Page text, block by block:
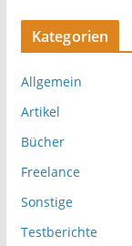
Kategorien
Allgemein
Artikel
Bücher
Freelance
Sonstige
Testberichte